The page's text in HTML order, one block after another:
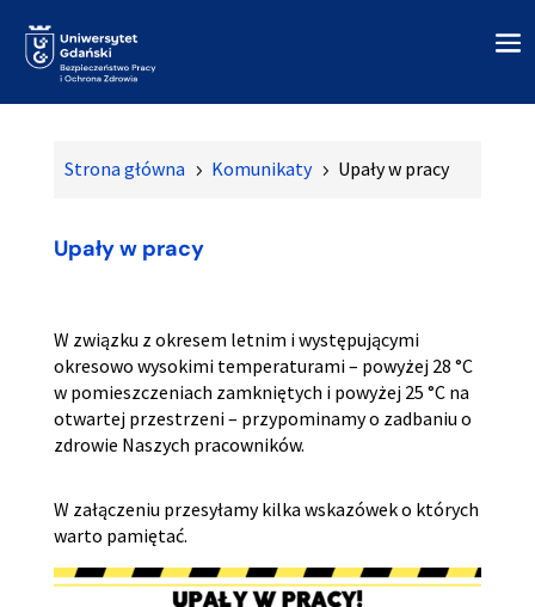
Strona główna 5 Komunikaty 5 Upały w pracy
Upały w pracy
W związku z okresem letnim i występującymi
okresowo wysokimi temperaturami – powyżej 28 °C
w pomieszczeniach zamkniętych i powyżej 25 °C na
otwartej przestrzeni – przypominamy o zadbaniu o
zdrowie Naszych pracowników.
W załączeniu przesyłamy kilka wskazówek o których
warto pamiętać.